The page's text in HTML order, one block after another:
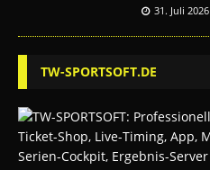
31. Juli 2026
TW-SPORTSOFT.DE